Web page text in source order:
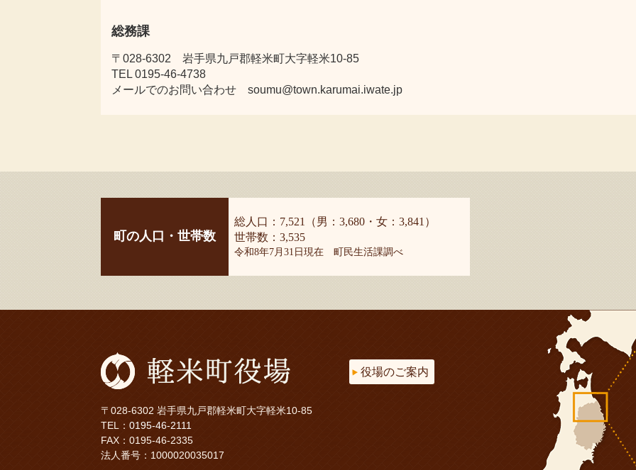
総務課
〒028-6302 岩手県九戸郡軽米町大字軽米10-85
TEL 0195-46-4738
メールでのお問い合わせ soumu@town.karumai.iwate.jp
町の人口・世帯数
総人口：7,521（男：3,680・女：3,841）
世帯数：3,535
令和8年7月31日現在 町民生活課調べ
〒028-6302 岩手県九戸郡軽米町大字軽米10-85
TEL： 0195-46-2111
FAX：0195-46-2335
法人番号：1000020035017
役場のご案内